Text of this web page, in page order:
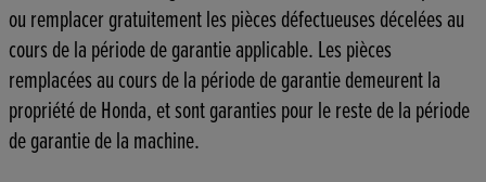
ou remplacer gratuitement les pièces défectueuses décelées au
cours de la période de garantie applicable. Les pièces
remplacées au cours de la période de garantie demeurent la
propriété de Honda, et sont garanties pour le reste de la période
de garantie de la machine.